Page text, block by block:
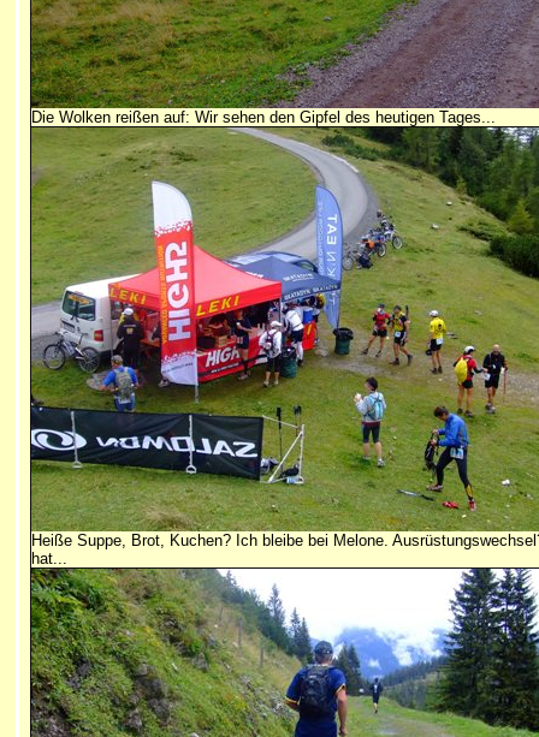
Die Wolken reißen auf: Wir sehen den Gipfel des heutigen Tages...
Heiße Suppe, Brot, Kuchen? Ich bleibe bei Melone.
hat...